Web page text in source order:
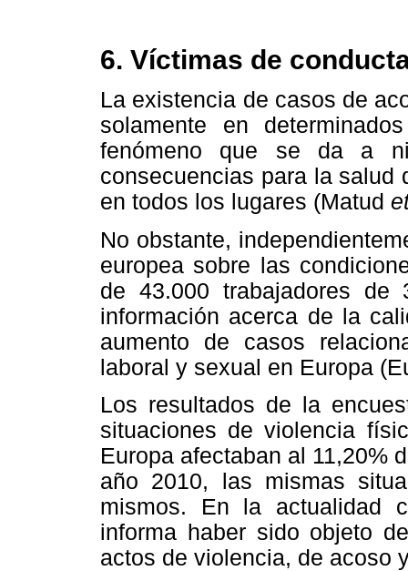
6. Víctimas de
La existencia de casos de
solamente en
fenómeno que se da a
consecuencias para la salud
en todos los lugares (Matud
No obstante,
europea sobre las
de 43.000 trabajadores de
información acerca de la
aumento de casos
laboral y sexual en Europa
Los resultados de la
situaciones de violencia
Europa afectaban al 11,20%
año 2010, las mismas
mismos. En la actualidad
informa haber sido objeto
actos de violencia, de acoso